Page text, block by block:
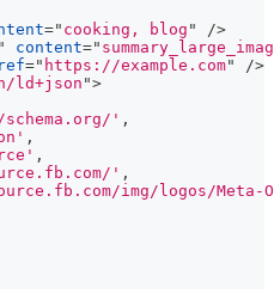
=" cooking, blog "
/>
" content="
=" https://example.com"
/>
ld+json">
' ,
,
,
' ,
img/logos/Meta-